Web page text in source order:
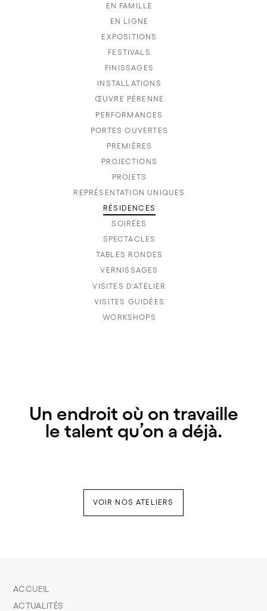
EN FAMILLE
EN LIGNE
EXPOSITIONS
FESTIVALS
FINISSAGES
INSTALLATIONS
ŒUVRE PÉRENNE
PERFORMANCES
PORTES OUVERTES
PREMIÈRES
PROJECTIONS
PROJETS
REPRÉSENTATION UNIQUES
RÉSIDENCES
SOIRÉES
SPECTACLES
TABLES RONDES
VERNISSAGES
VISITES D'ATELIER
VISITES GUIDÉES
WORKSHOPS
Un endroit où on travaille
le talent qu’on a déjà.
VOIR NOS ATELIERS
ACCUEIL
ACTUALITÉS